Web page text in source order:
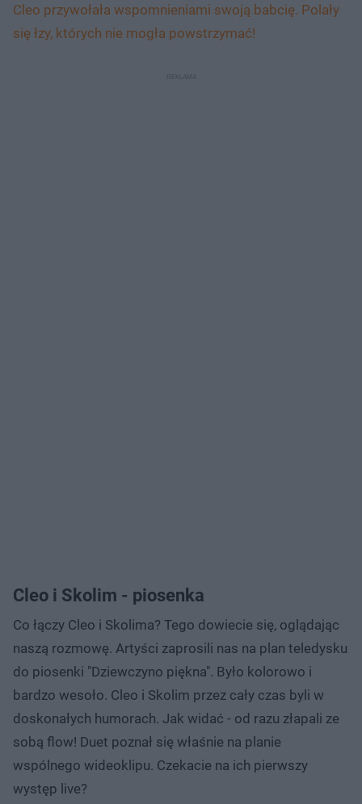
Cleo przywołała wspomnieniami swoją babcię. Polały
się łzy, których nie mogła powstrzymać!
Cleo i Skolim - piosenka
Co łączy Cleo i Skolima? Tego dowiecie się, oglądając
naszą rozmowę. Artyści zaprosili nas na plan teledysku
do piosenki "Dziewczyno piękna". Było kolorowo i
bardzo wesoło. Cleo i Skolim przez cały czas byli w
doskonałych humorach. Jak widać - od razu złapali ze
sobą flow! Duet poznał się właśnie na planie
wspólnego wideoklipu. Czekacie na ich pierwszy
występ live?